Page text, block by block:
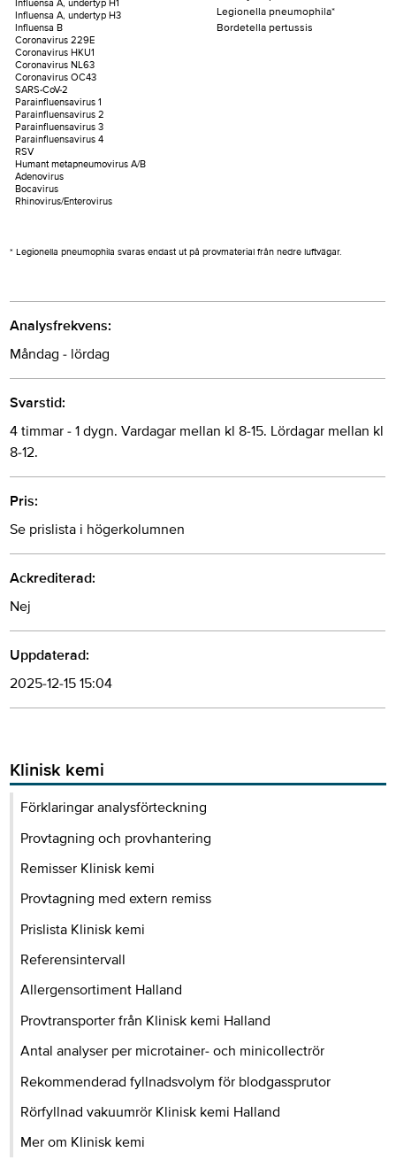
Influensa A, undertyp H1
Influensa A, undertyp H3
Influensa B
Coronavirus 229E
Coronavirus HKU1
Coronavirus NL63
Coronavirus OC43
SARS-CoV-2
Parainfluensavirus 1
Parainfluensavirus 2
Parainfluensavirus 3
Parainfluensavirus 4
RSV
Humant metapneumovirus A/B
Adenovirus
Bocavirus
Rhinovirus/Enterovirus
Legionella pneumophila*
Bordetella pertussis
* Legionella pneumophila svaras endast ut på provmaterial från nedre luftvägar.
Analysfrekvens:
Måndag - lördag
Svarstid:
4 timmar - 1 dygn. Vardagar mellan kl 8-15. Lördagar mellan kl
8-12.
Pris:
Se prislista i högerkolumnen
Ackrediterad:
Nej
Uppdaterad:
2025-12-15 15:04
Klinisk kemi
Förklaringar analysförteckning
Provtagning och provhantering
Remisser Klinisk kemi
Provtagning med extern remiss
Prislista Klinisk kemi
Referensintervall
Allergensortiment Halland
Provtransporter från Klinisk kemi Halland
Antal analyser per microtainer- och minicollectrör
Rekommenderad fyllnadsvolym för blodgassprutor
Rörfyllnad vakuumrör Klinisk kemi Halland
Mer om Klinisk kemi